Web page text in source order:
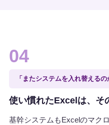
04
「またシステムを入れ替える
使い慣れたExcelは、そ
基幹システムもExcelのマク